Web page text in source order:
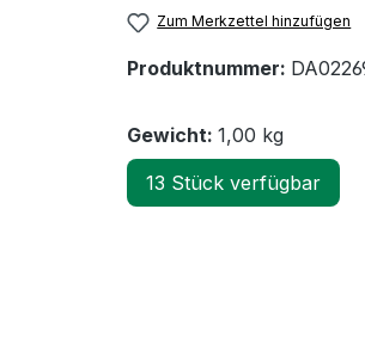
Zum Merkzettel hinzufügen
Produktnummer:
Gewicht: 1,00 kg
13 Stück verfügbar